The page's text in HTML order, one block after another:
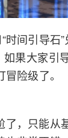
时间引导石
果大家引
险级了。
，只能从